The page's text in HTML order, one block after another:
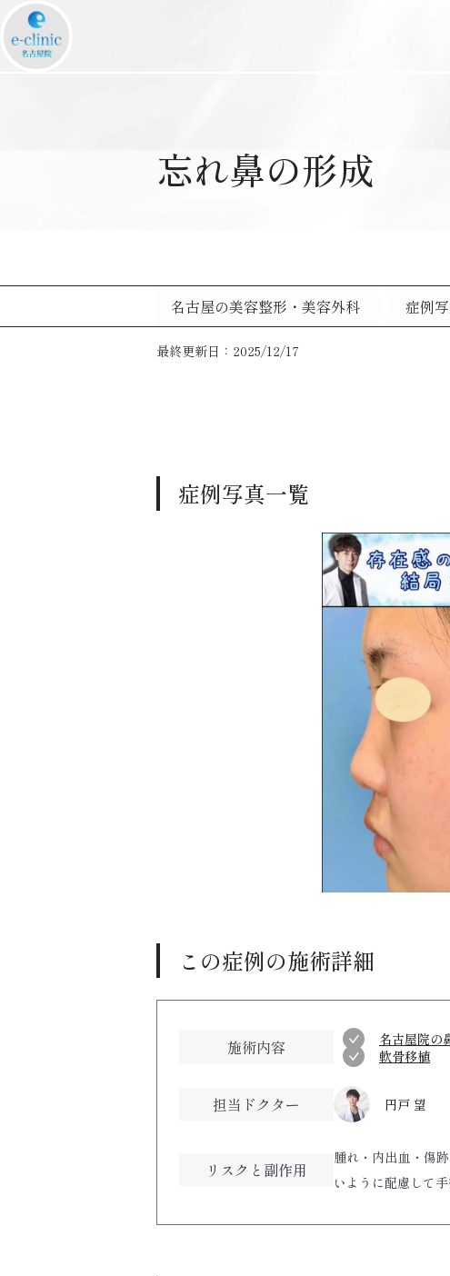
忘れ鼻の形成
名古屋の美容整形・美容外科 症例
最終更新日：2025/12/17
症例写真一覧
この症例の施術詳細
施術内容 名古屋院の
軟骨移植
担当ドクター 円戸 望
リスクと副作用
腫れ・内出血・傷
いように配慮して